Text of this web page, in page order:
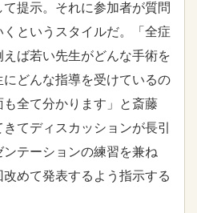
提示。それに参加者が質問
というスタイルだ。「全症
ば若い先生がどんな手術を
どんな指導を受けているの
全て分かります」と斎藤
てディスカッションが長引
テーションの練習を兼ね
めて発表するよう指示する